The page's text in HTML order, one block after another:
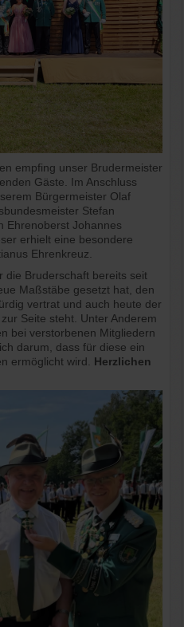
empfing unser Brudermeister
Gäste. Im Anschluss
Bürgermeister Olaf
Stefan
Ehrenoberst Johannes
erhielt eine besondere
Ehrenkreuz.
die Bruderschaft bereits seit
Maßstäbe gesetzt hat, den
vertrat und auch heute der
Seite steht. Unter Anderem
bei verstorbenen Mitgliedern
darum, dass für diese ein
ermöglicht wird.
Herzlichen